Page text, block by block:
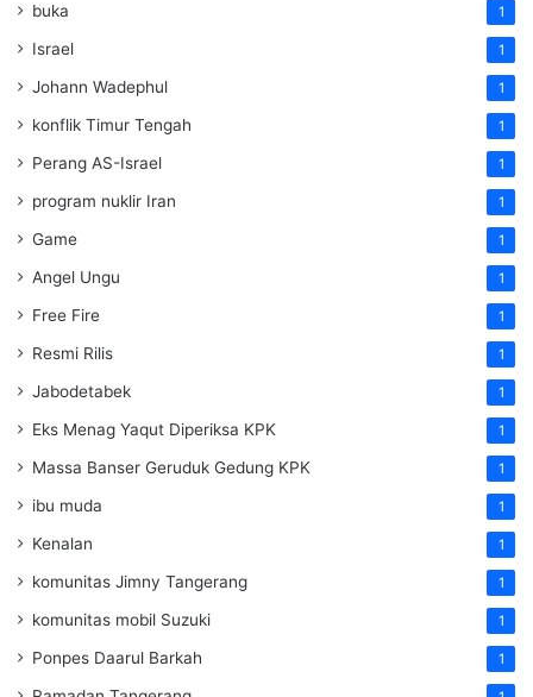
buka 1
Israel 1
Johann Wadephul 1
konflik Timur Tengah 1
Perang AS-Israel 1
program nuklir Iran 1
Game 1
Angel Ungu 1
Free Fire 1
Resmi Rilis 1
Jabodetabek 1
Eks Menag Yaqut Diperiksa KPK 1
Massa Banser Geruduk Gedung KPK 1
ibu muda 1
Kenalan 1
komunitas Jimny Tangerang 1
komunitas mobil Suzuki 1
Ponpes Daarul Barkah 1